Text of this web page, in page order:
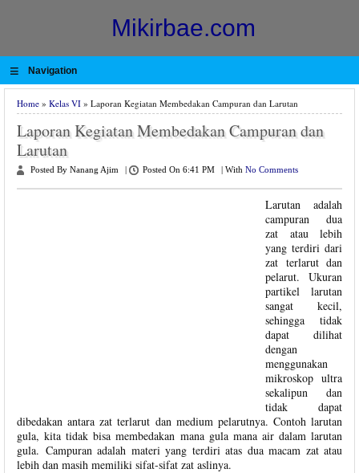
Mikirbae.com
≡ Navigation
Home » Kelas VI » Laporan Kegiatan Membedakan Campuran dan Larutan
Laporan Kegiatan Membedakan Campuran dan
Larutan
Posted By Nanang Ajim Posted On 6:41 PM With No Comments
Larutan adalah
campuran dua
zat atau lebih
yang terdiri dari
zat terlarut dan
pelarut. Ukuran
partikel larutan
sangat kecil,
sehingga tidak
dapat dilihat
dengan
menggunakan
mikroskop ultra
sekalipun dan
tidak dapat
dibedakan antara zat terlarut dan medium pelarutnya. Contoh larutan
gula, kita tidak bisa membedakan mana gula mana air dalam larutan
gula. Campuran adalah materi yang terdiri atas dua macam zat atau
lebih dan masih memiliki sifat-sifat zat aslinya.